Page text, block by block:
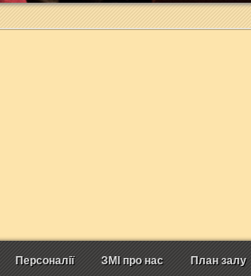
Персоналії ЗМІ про нас План залу